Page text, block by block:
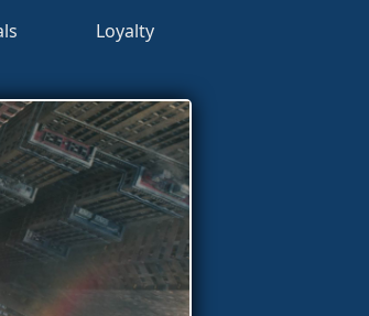
Loyalty